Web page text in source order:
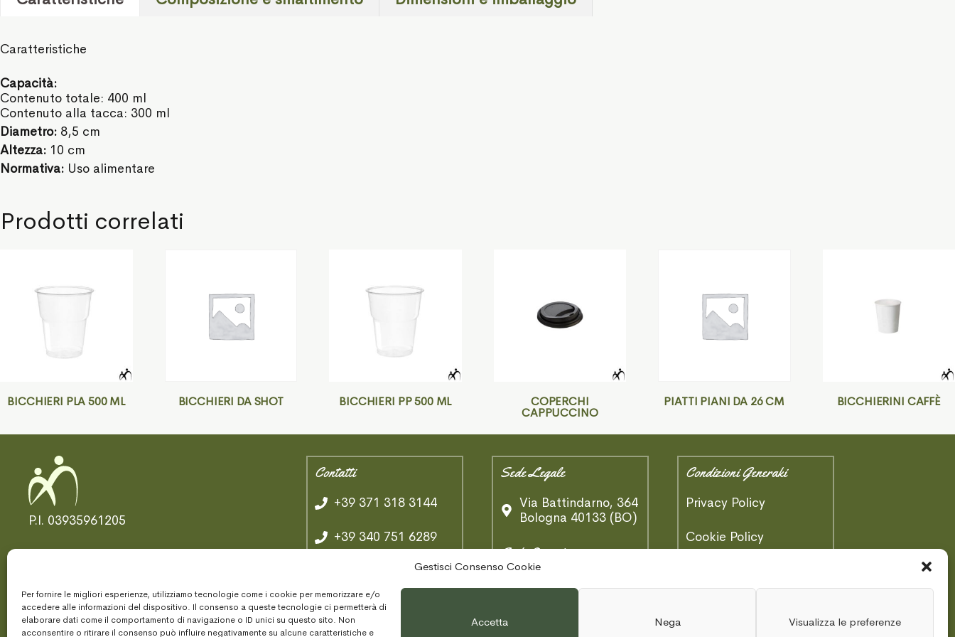
Gestisci Consenso Cookie
Per fornire le migliori esperienze, utilizziamo tecnologie come i cookie per memorizzare e/o
accedere alle informazioni del dispositivo. Il consenso a queste tecnologie ci permetterà di
elaborare dati come il comportamento di navigazione o ID unici su questo sito. Non
acconsentire o ritirare il consenso può influire negativamente su alcune caratteristiche e
Accetta Nega Visualizza le preferenze
Caratteristiche
Capacità:
Contenuto totale: 400 ml
Contenuto alla tacca: 300 ml
Diametro: 8,5 cm
Altezza: 10 cm
Normativa: Uso alimentare
Prodotti correlati
BICCHIERI PLA 500 ML BICCHIERI DA SHOT BICCHIERI PP 500 ML COPERCHI
CAPPUCCINO
PIATTI PIANI DA 26 CM BICCHIERINI CAFFÈ
P.I. 03935961205
© 2025 Am Bologna
Contatti
+39 371 318 3144
+39 340 751 6289
info@ambologna.com
Sede Legale
Via Battindarno, 364
Bologna 40133 (BO)
Sede Operativa
Condizioni Generaki
Privacy Policy
Cookie Policy